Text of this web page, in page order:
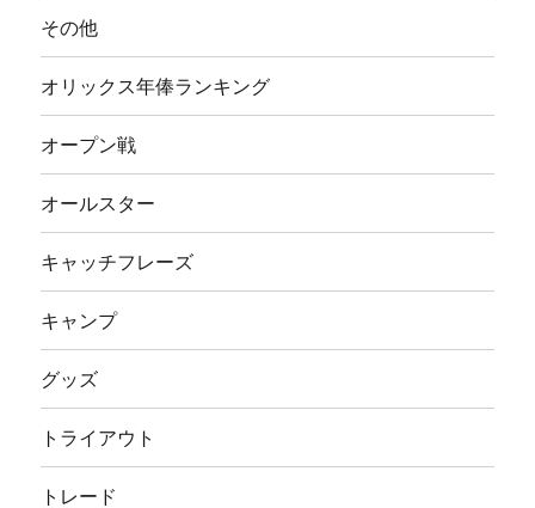
その他
オリックス年俸ランキング
オープン戦
オールスター
キャッチフレーズ
キャンプ
グッズ
トライアウト
トレード